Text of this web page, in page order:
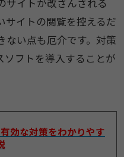
サイトの閲覧を控えるだ
ない点も厄介です。対策
ソフトを導入することが
効な対策をわかりやす